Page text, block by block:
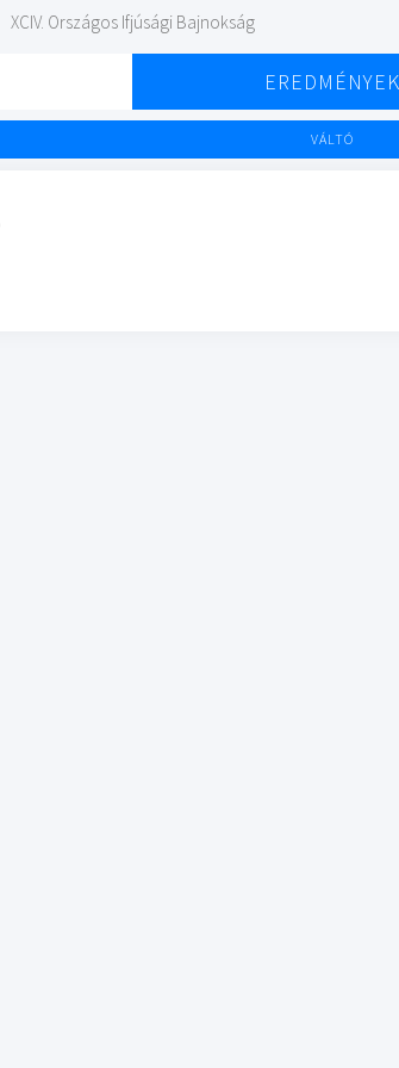
XCIV. Országos Ifjúsági Bajnokság
EREDMÉNYEK
VÁLTÓ